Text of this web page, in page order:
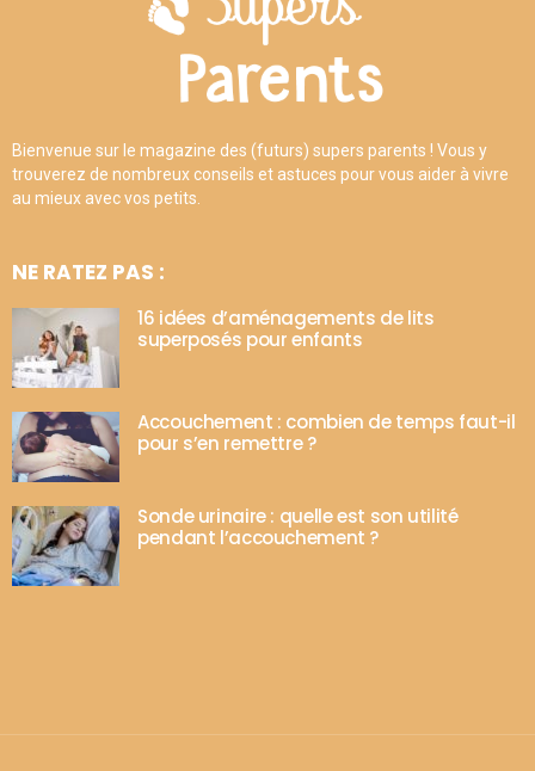
Bienvenue sur le magazine des (futurs) supers parents ! Vous y
trouverez de nombreux conseils et astuces pour vous aider à vivre
au mieux avec vos petits.
NE RATEZ PAS :
16 idées d’aménagements de lits
superposés pour enfants
Accouchement : combien de temps faut-il
pour s’en remettre ?
Sonde urinaire : quelle est son utilité
pendant l’accouchement ?